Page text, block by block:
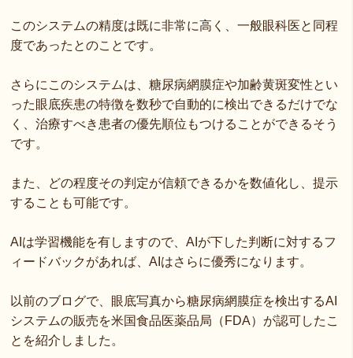
このシステムの精度は既に非常に高く、一般眼科医と同程
度であったとのことです。
さらにこのシステムは、糖尿病網膜症や加齢黄斑変性とい
った眼底疾患の特徴を数秒で自動的に検出できるだけでな
く、治療すべき患者の優先順位もつけることができるそう
です。
また、どの程度その判定が信頼できるかを数値化し、提示
することも可能です。
AIは学習機能を有しますので、AIが下した判断に対するフ
ィードバックがあれば、AIはさらに優秀になります。
以前のブログで、眼底写真から糖尿病網膜症を検出するAI
システムの販売を米国食品医薬品局（FDA）が認可したこ
とを紹介しました。